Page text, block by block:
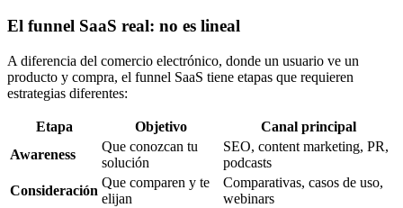
El funnel SaaS real: no es lineal
A diferencia del comercio electrónico, donde un usuario ve un
producto y compra, el funnel SaaS tiene etapas que requieren
estrategias diferentes:
Etapa Objetivo
Canal principal
Awareness
Que conozcan tu
solución
SEO, content marketing, PR,
podcasts
Consideración
Que comparen y te
elijan
Comparativas, casos de uso,
webinars